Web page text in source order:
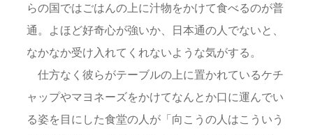
らの国ではごはんの上に汁物をかけて食べるのが普
通。よほど好奇心が強いか、日本通の人でないと、
なかなか受け入れてくれないような気がする。
仕方なく彼らがテーブルの上に置かれているケチ
ャップやマヨネーズをかけてなんとか口に運んでい
る姿を目にした食堂の人が「向こうの人はこういう